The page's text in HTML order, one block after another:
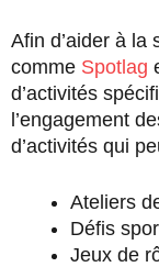
Afin d’aider à la
comme Spotlag
d’activités
l’engagement
d’activités qui
Ateliers
Défis
Jeux de